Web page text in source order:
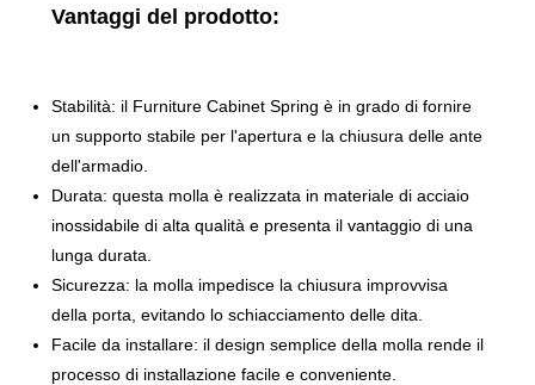
Vantaggi del prodotto:
Stabilità: il Furniture Cabinet Spring è in grado di fornire
un supporto stabile per l'apertura e la chiusura delle ante
dell'armadio.
Durata: questa molla è realizzata in materiale di acciaio
inossidabile di alta qualità e presenta il vantaggio di una
lunga durata.
Sicurezza: la molla impedisce la chiusura improvvisa
della porta, evitando lo schiacciamento delle dita.
Facile da installare: il design semplice della molla rende il
processo di installazione facile e conveniente.